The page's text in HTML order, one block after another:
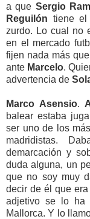
a que Sergio
Reguilón tiene el
zurdo. Lo cual no
en el mercado
fijen nada más
ante Marcelo.
advertencia de
Marco Asensio.
balear estaba
ser uno de los
madridistas.
demarcación y
duda alguna, un
que no soy muy
decir de él que
adjetivo se lo ha
Mallorca. Y lo